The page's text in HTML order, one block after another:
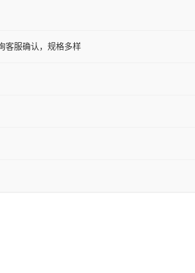
客服确认，规格多样